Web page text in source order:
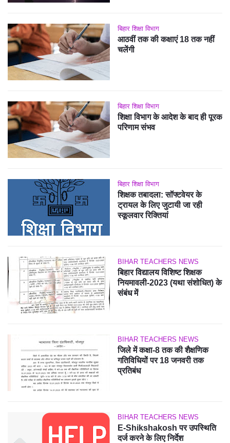
बिहार शिक्षा विभाग
आठवीं तक की कक्षाएं 18 तक नहीं
चलेंगी
बिहार शिक्षा विभाग
शिक्षा विभाग के आदेश के बाद ही पूरक
परिणाम संभव
बिहार शिक्षा विभाग
शिक्षक तबादला: सॉफ्टवेयर के
ट्रायल के लिए जुटायी जा रही
स्कूलवार रिक्तियां
BIHAR TEACHERS NEWS
बिहार विद्यालय विशिष्ट शिक्षक
नियमावली-2023 (यथा संशोधित) के
संबंध में
BIHAR TEACHERS NEWS
जिले में कक्षा-8 तक की शैक्षणिक
गतिविधियों पर 18 जनवरी तक
प्रतिबंध
BIHAR TEACHERS NEWS
E-Shikshakosh पर उपस्थिति
दर्ज करने के लिए निर्देश